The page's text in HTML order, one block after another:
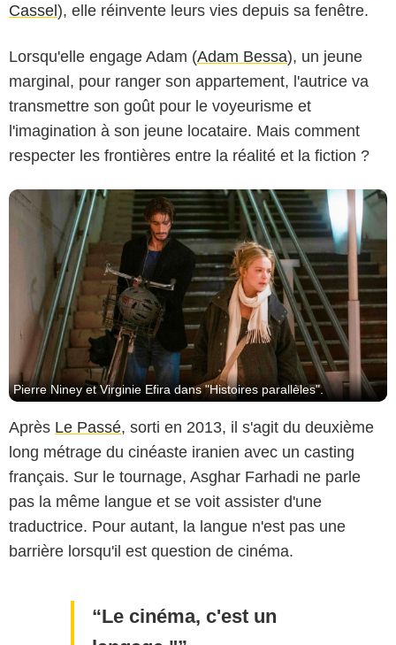
Cassel), elle réinvente leurs vies depuis sa fenêtre.
Lorsqu'elle engage Adam (Adam Bessa), un jeune
marginal, pour ranger son appartement, l'autrice va
transmettre son goût pour le voyeurisme et
l'imagination à son jeune locataire. Mais comment
respecter les frontières entre la réalité et la fiction ?
Pierre Niney et Virginie Efira dans "Histoires parallèles".
Après Le Passé, sorti en 2013, il s'agit du deuxième
long métrage du cinéaste iranien avec un casting
français. Sur le tournage, Asghar Farhadi ne parle
pas la même langue et se voit assister d'une
traductrice. Pour autant, la langue n'est pas une
barrière lorsqu'il est question de cinéma.
Le cinéma, c'est un